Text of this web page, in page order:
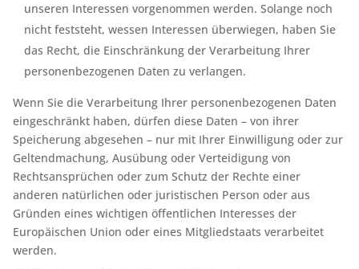
unseren Interessen vorgenommen werden. Solange noch
nicht feststeht, wessen Interessen überwiegen, haben Sie
das Recht, die Einschränkung der Verarbeitung Ihrer
personenbezogenen Daten zu verlangen.
Wenn Sie die Verarbeitung Ihrer personenbezogenen Daten
eingeschränkt haben, dürfen diese Daten – von ihrer
Speicherung abgesehen – nur mit Ihrer Einwilligung oder zur
Geltendmachung, Ausübung oder Verteidigung von
Rechtsansprüchen oder zum Schutz der Rechte einer
anderen natürlichen oder juristischen Person oder aus
Gründen eines wichtigen öffentlichen Interesses der
Europäischen Union oder eines Mitgliedstaats verarbeitet
werden.